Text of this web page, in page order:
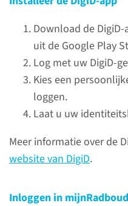
Download de
uit de Google Play
Log met uw DigiD-
Kies een
loggen.
Laat u uw
Meer informatie over de
website van DigiD.
Inloggen in
dan eerst de
vragen.
uw vraag er
contact op
Helpdesk